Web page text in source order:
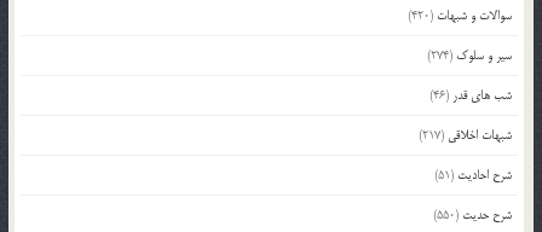
سوالات و شبهات (420)
سیر و سلوک (274)
شب های قدر (46)
شبهات اخلاقی (217)
شرح احادیث (51)
شرح حدیث (550)